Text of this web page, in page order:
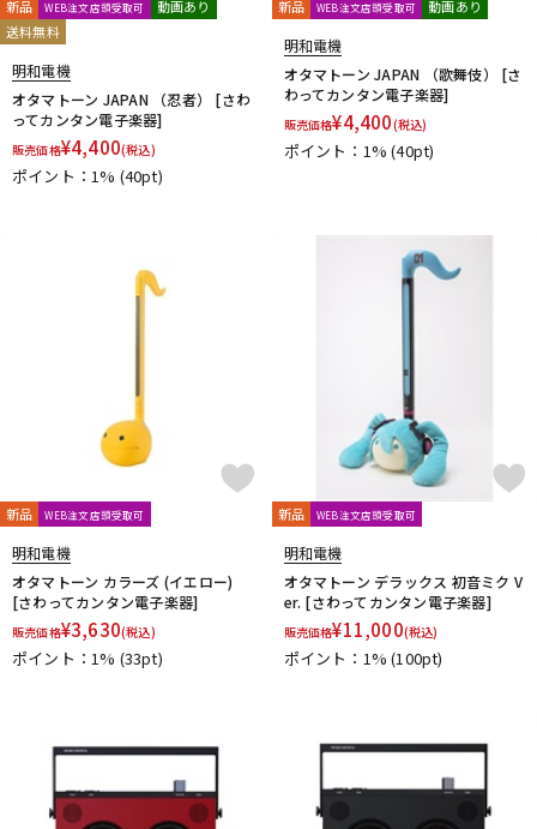
新品 WEB注文店頭受取可
動画あり
送料無料
明和電機
オタマトーン JAPAN （忍者） [さわ
ってカンタン電子楽器]
販売価格¥4,400(税込)
ポイント：1% (40pt)
新品 WEB注文店頭受取可 動画あり
明和電機
オタマトーン JAPAN （歌舞伎） [さ
わってカンタン電子楽器]
販売価格¥4,400(税込)
ポイント：1%(40pt)
新品 WEB注文店頭受取可
明和電機
オタマトーン カラーズ (イエロー)
[さわってカンタン電子楽器]
販売価格¥3,630(税込)
ポイント：1% (33pt)
新品 WEB注文店頭受取可
明和電機
オタマトーン デラックス 初音ミク V
er. [さわってカンタン電子楽器]
販売価格¥11,000(税込)
ポイント：1%(100pt)